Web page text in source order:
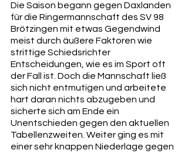
Die Saison begann gegen Daxlanden
für die Ringermannschaft des SV 98
Brötzingen mit etwas Gegendwind
meist durch äußere Faktoren wie
strittige Schiedsrichter
Entscheidungen, wie es im Sport oft
der Fall ist. Doch die Mannschaft ließ
sich nicht entmutigen und arbeitete
hart daran nichts abzugeben und
sicherte sich am Ende ein
Unentschieden gegen den aktuellen
Tabellenzweiten. Weiter ging es mit
einer sehr knappen Niederlage gegen